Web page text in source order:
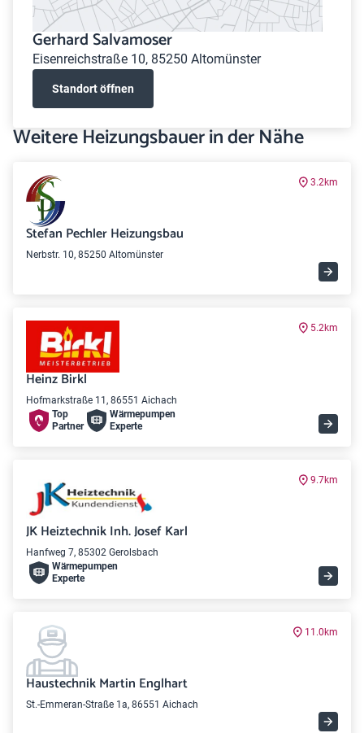
Gerhard Salvamoser
Eisenreichstraße 10, 85250 Altomünster
Standort öffnen
Weitere Heizungsbauer in der Nähe
3.2km
Stefan Pechler Heizungsbau
Nerbstr. 10, 85250 Altomünster
5.2km
Heinz Birkl
Hofmarkstraße 11, 86551 Aichach
Top
Partner
Wärme­pumpen
Experte
9.7km
JK Heiztechnik Inh. Josef Karl
Hanfweg 7, 85302 Gerolsbach
Wärme­pumpen
Experte
11.0km
Haustechnik Martin Englhart
St.-Emmeran-Straße 1a, 86551 Aichach